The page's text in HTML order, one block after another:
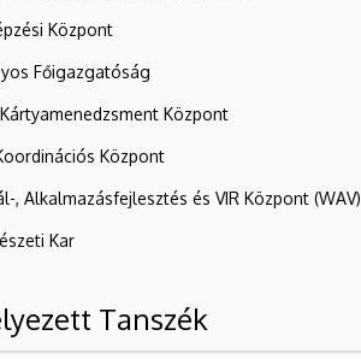
Központ
Főigazgatóság
Kártyamenedzsment Központ
Központ
, Alkalmazásfejlesztés és VIR Központ (WAV)
Kar
Tanszék